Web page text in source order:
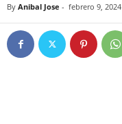
By Anibal Jose - febrero 9, 2024